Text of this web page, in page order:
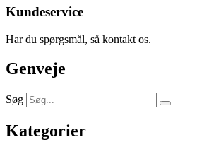
Kundeservice
Har du spørgsmål, så kontakt os.
Genveje
Søg
Kategorier